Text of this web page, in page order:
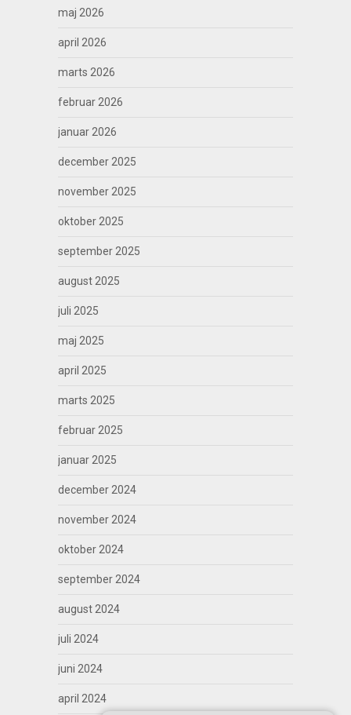
maj 2026
april 2026
marts 2026
februar 2026
januar 2026
december 2025
november 2025
oktober 2025
september 2025
august 2025
juli 2025
maj 2025
april 2025
marts 2025
februar 2025
januar 2025
december 2024
november 2024
oktober 2024
september 2024
august 2024
juli 2024
juni 2024
april 2024